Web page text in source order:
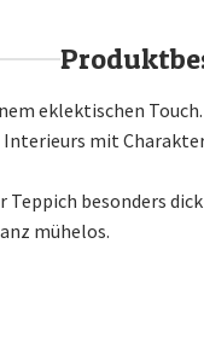
eklektischen
mit
besonders
mühelos.